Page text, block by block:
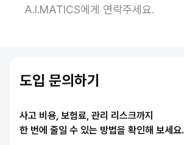
A.I.MATICS에게 연락주세요.
도입 문의하기
사고 비용, 보험료, 관리 리스크까지
한 번에 줄일 수 있는 방법을 확인해 보세요.